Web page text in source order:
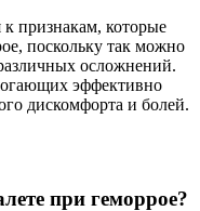
признакам, которые
поскольку так можно
осложнений.
эффективно
дискомфорта и болей.
при геморрое?